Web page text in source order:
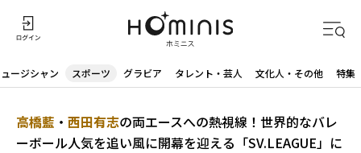
ージシャン スポーツ グラビア タレント・芸人 文化人・その他 特集
高橋藍 ・ 西田有志の両エースへの熱視線！世界的なバレ
ーボール人気を追い風に開幕を迎える「SV.LEAGUE」に